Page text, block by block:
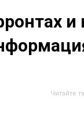
и
Читайте